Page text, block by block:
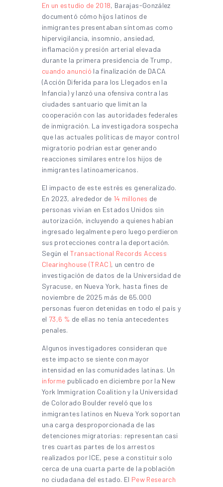
En un estudio de 2018, Barajas-González
documentó cómo hijos latinos de
inmigrantes presentaban síntomas como
hipervigilancia, insomnio, ansiedad,
inflamación y presión arterial elevada
durante la primera presidencia de Trump,
cuando anunció la finalización de DACA
(Acción Diferida para los Llegados en la
Infancia) y lanzó una ofensiva contra las
ciudades santuario que limitan la
cooperación con las autoridades federales
de inmigración. La investigadora sospecha
que las actuales políticas de mayor control
migratorio podrían estar generando
reacciones similares entre los hijos de
inmigrantes latinoamericanos.
El impacto de este estrés es generalizado.
En 2023, alrededor de 14 millones de
personas vivían en Estados Unidos sin
autorización, incluyendo a quienes habían
ingresado legalmente pero luego perdieron
sus protecciones contra la deportación.
Según elTransactional Records Access
Clearinghouse (TRAC), un centro de
investigación de datos de la Universidad de
Syracuse, en Nueva York, hasta fines de
noviembre de 2025 más de 65.000
personas fueron detenidas en todo el país y
el 73,6 % de ellas no tenía antecedentes
penales.
Algunos investigadores consideran que
este impacto se siente con mayor
intensidad en las comunidades latinas. Un
informe publicado en diciembre por la New
York Immigration Coalition y la Universidad
de Colorado Boulder reveló que los
inmigrantes latinos en Nueva York soportan
una carga desproporcionada de las
detenciones migratorias: representan casi
tres cuartas partes de los arrestos
realizados por ICE, pese a constituir solo
cerca de una cuarta parte de la población
no ciudadana del estado. El Pew Research